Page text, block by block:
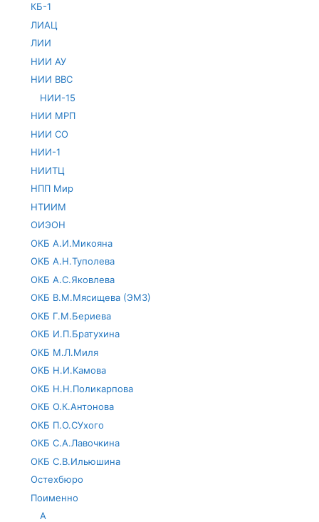
КБ-1
ЛИАЦ
ЛИИ
НИИ АУ
НИИ ВВС
НИИ-15
НИИ МРП
НИИ СО
НИИ-1
НИИТЦ
НПП Мир
НТИИМ
ОИЭОН
ОКБ А.И.Микояна
ОКБ А.Н.Туполева
ОКБ А.С.Яковлева
ОКБ В.М.Мясищева (ЭМЗ)
ОКБ Г.М.Бериева
ОКБ И.П.Братухина
ОКБ М.Л.Миля
ОКБ Н.И.Камова
ОКБ Н.Н.Поликарпова
ОКБ О.К.Антонова
ОКБ П.О.СУхого
ОКБ С.А.Лавочкина
ОКБ С.В.Ильюшина
Остехбюро
Поименно
А